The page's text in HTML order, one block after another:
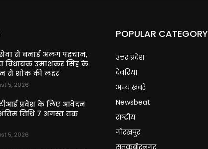
से बनाई अलग पहचान,
विधायक उमाशंकर सिंह के
से शोक की लहर
5, 2026
प्रवेश के लिए आवेदन
तिथि 7 अगस्त तक
5, 2026
POPULAR CATEGORY
उत्तर प्रदेश
देवरिया
अन्य खबरे
Newsbeat
राष्ट्रीय
गोरखपुर